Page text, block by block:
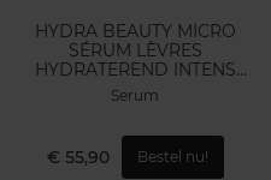
HYDRA BEAUTY MICRO
SÉRUM LÈVRES
HYDRATEREND INTENS
VOLLER MAKEND
Serum
€ 55,90 Bestel nu!